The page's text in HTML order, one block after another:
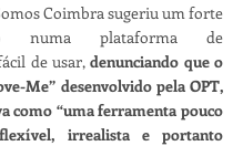
Coimbra sugeriu um forte
numa plataforma de
de usar, denunciando que o
Me” desenvolvido pela OPT,
como “uma ferramenta pouco
irrealista e portanto